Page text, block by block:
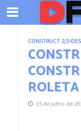
CONSTRUCT 2/3•
ROLETA
15 de julho de